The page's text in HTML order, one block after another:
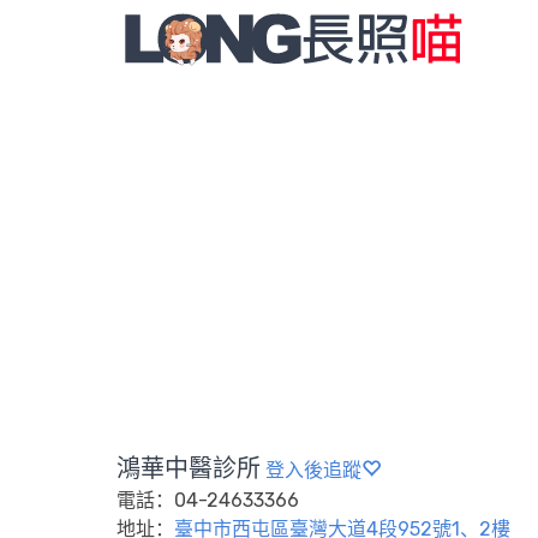
鴻華中醫診所 登入後追蹤
電話：04-24633366
地址： 臺中市西屯區臺灣大道4段952號1、2樓